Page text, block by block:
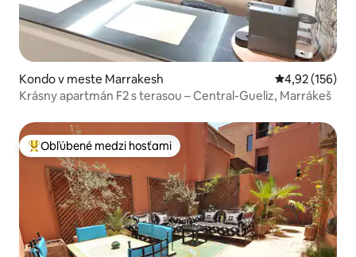
Kondo v meste Marrakesh Priemerné
4,92 (156)
Krásny apartmán F2 s terasou – Central-Gueliz, Marrákeš
Najobľúbenejšie medzi hosťami
Obľúbené medzi hosťami